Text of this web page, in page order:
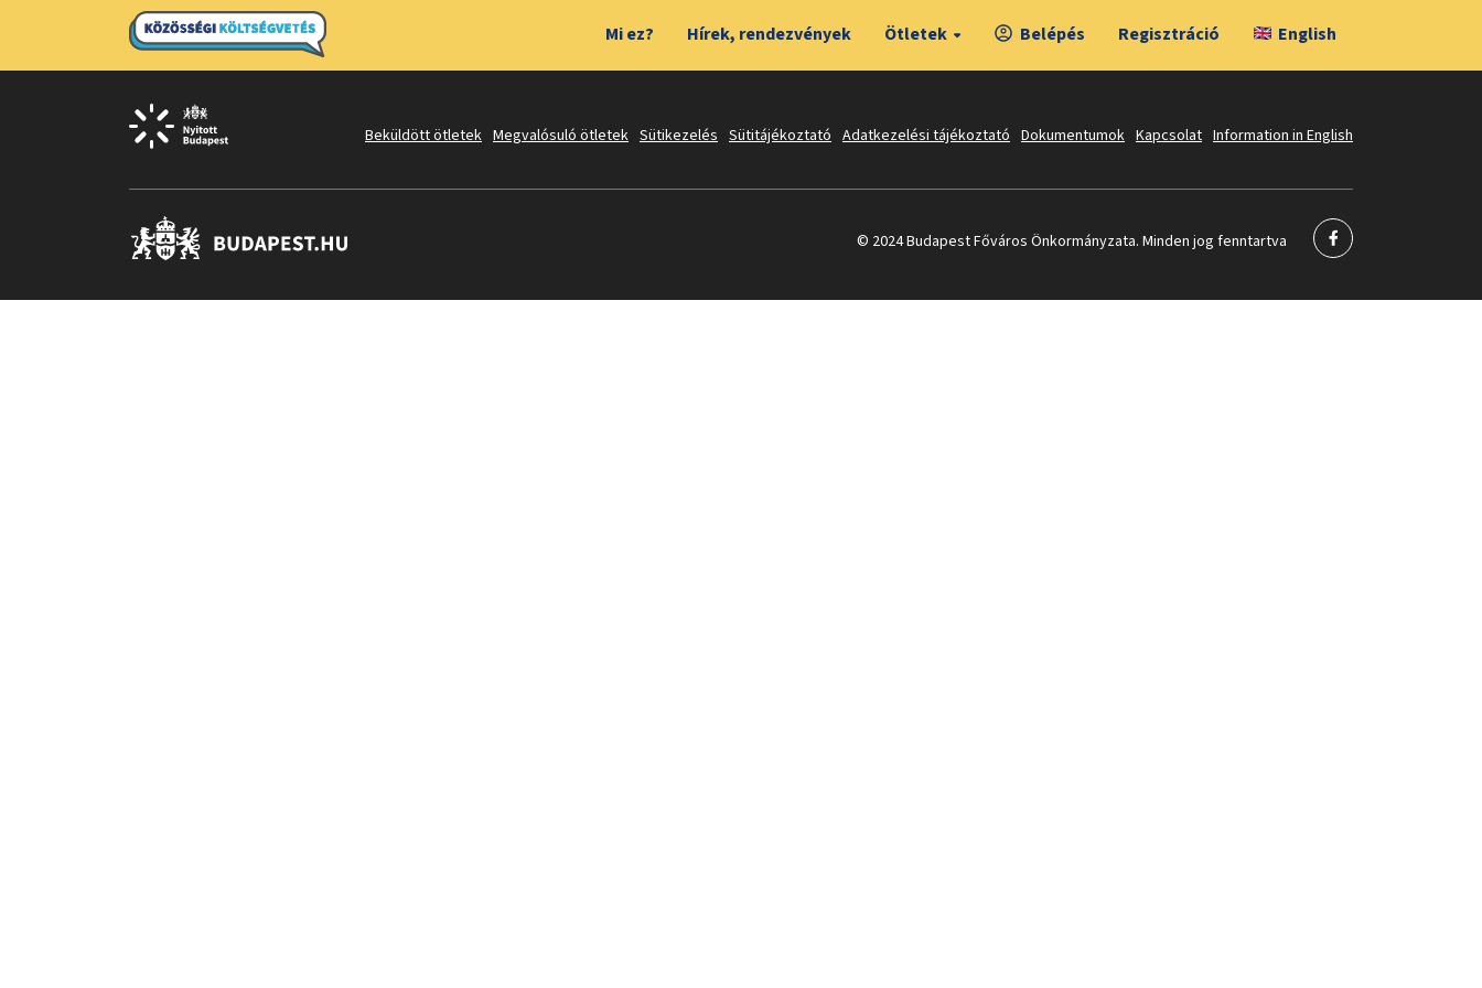
Mi ez? Hírek, rendezvények Ötletek Belépés Regisztráció English
Beküldött ötletek Megvalósuló ötletek Sütikezelés Sütitájékoztató Adatkezelési tájékoztató Dokumentumok Kapcsolat Information in English
© 2024 Budapest Főváros Önkormányzata. Minden jog fenntartva